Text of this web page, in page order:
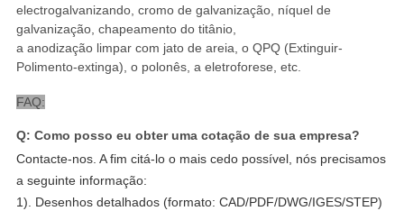
electrogalvanizando, cromo de galvanização, níquel de
galvanização, chapeamento do titânio,
a anodização limpar com jato de areia, o QPQ (Extinguir-
Polimento-extinga), o polonês, a eletroforese, etc.
FAQ:
Q: Como posso eu obter uma cotação de sua empresa?
Contacte-nos. A fim citá-lo o mais cedo possível, nós precisamos
a seguinte informação:
1). Desenhos detalhados (formato: CAD/PDF/DWG/IGES/STEP)